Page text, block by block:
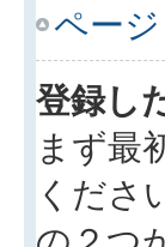
ペー
登録し
まず最
くださ